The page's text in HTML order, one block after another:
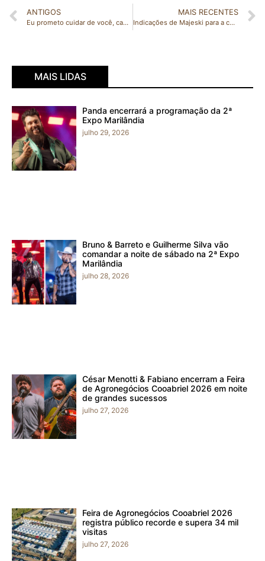
ANTIGOS
Eu prometo cuidar de você, caminhar com você, amar você – Leia o artigo escrito por Alessandra Ferrari Piassarollo
MAIS RECENTES
Indicações de Majeski para a construção de quadra de esporte em 72 escolas estaduais
MAIS LIDAS
Panda encerrará a programação da 2ª
Expo Marilândia
julho 29, 2026
Bruno & Barreto e Guilherme Silva vão
comandar a noite de sábado na 2ª Expo
Marilândia
julho 28, 2026
César Menotti & Fabiano encerram a Feira
de Agronegócios Cooabriel 2026 em noite
de grandes sucessos
julho 27, 2026
Feira de Agronegócios Cooabriel 2026
registra público recorde e supera 34 mil
visitas
julho 27, 2026